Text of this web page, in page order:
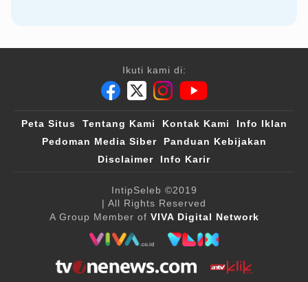
Ikuti kami di:
Peta Situs Tentang Kami Kontak Kami
Info Iklan
Pedoman Media Siber
Panduan Kebijakan
Disclaimer
Info Karir
IntipSeleb ©2019
| All Rights Reserved
A Group Member of VIVA Digital Network